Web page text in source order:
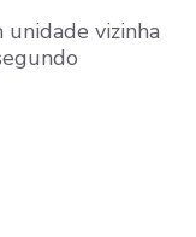
unidade vizinha